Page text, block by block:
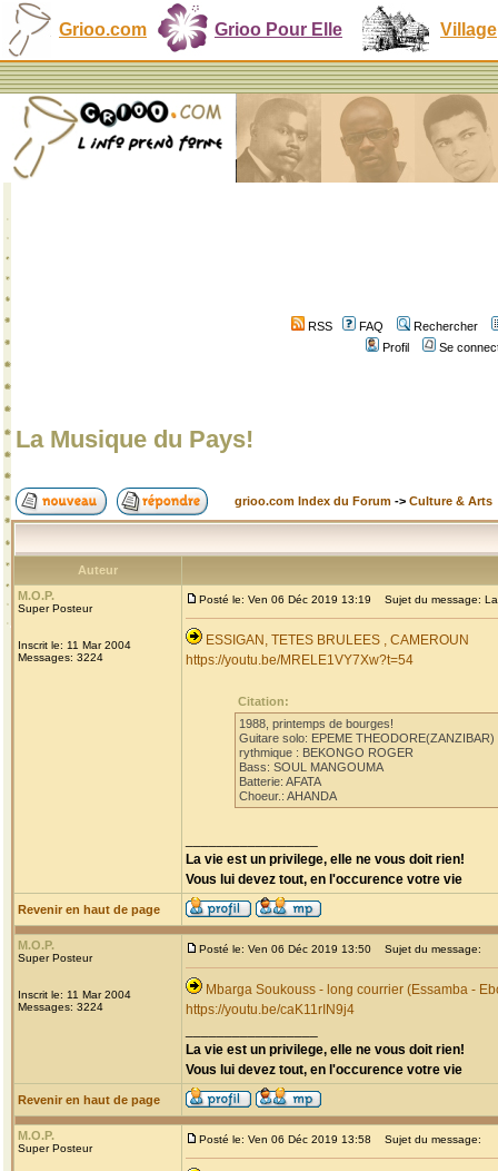
Grioo.com Grioo Pour Elle Village
RSS FAQ
Rechercher
Profil
Se
La Musique du Pays!
grioo.com Index du Forum -> Culture & Arts
Auteur
M.O.P.
Super Posteur
Inscrit le: 11 Mar 2004
Messages: 3224
Posté le: Ven 06 Déc 2019 13:19 Sujet du message:
ESSIGAN, TETES BRULEES , CAMEROUN
https://youtu.be/MRELE1VY7Xw?t=54
Citation:
1988, printemps de bourges!
Guitare solo: EPEME THEODORE(ZANZIBAR)
rythmique : BEKONGO ROGER
Bass: SOUL MANGOUMA
Batterie: AFATA
Choeur.: AHANDA
La vie est un privilege, elle ne vous doit rien!
Vous lui devez tout, en l'occurence votre vie
Revenir en haut de page
M.O.P.
Super Posteur
Inscrit le: 11 Mar 2004
Messages: 3224
Posté le: Ven 06 Déc 2019 13:50 Sujet du message:
Mbarga Soukouss - long courrier (Essamba -
https://youtu.be/caK11rIN9j4
La vie est un privilege, elle ne vous doit rien!
Vous lui devez tout, en l'occurence votre vie
Revenir en haut de page
M.O.P.
Super Posteur
Posté le: Ven 06 Déc 2019 13:58 Sujet du message: